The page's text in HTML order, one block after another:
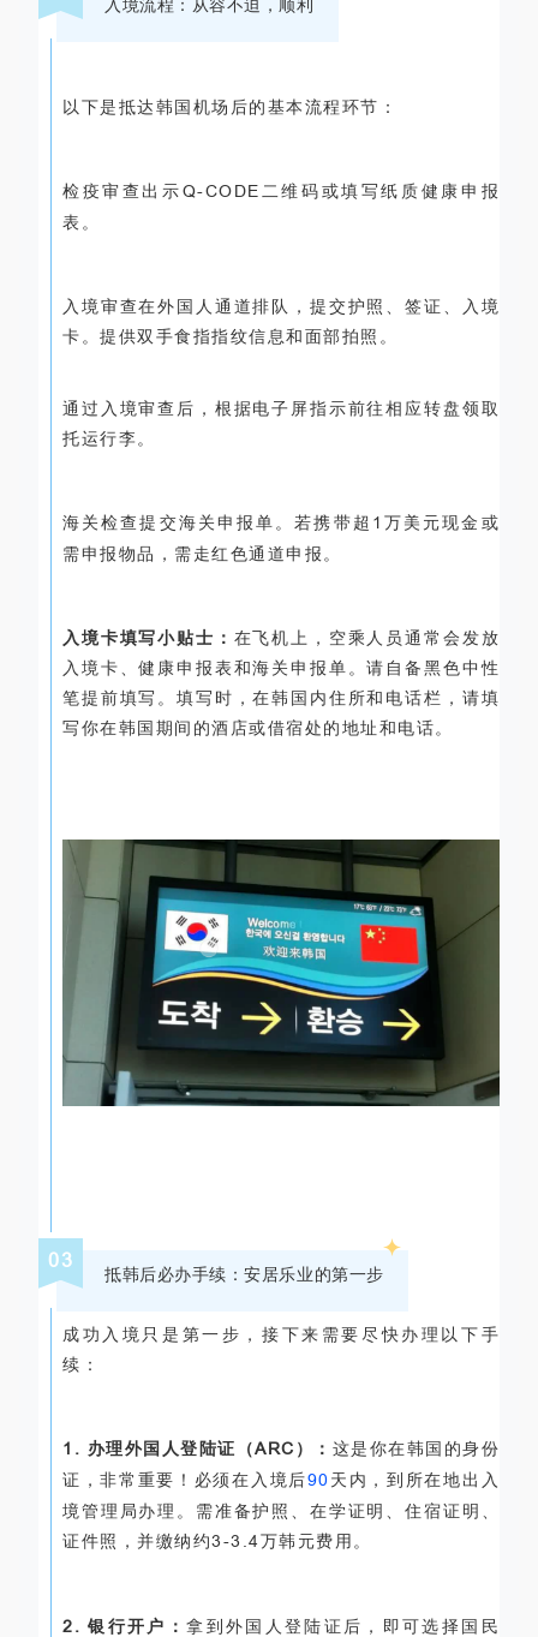
入境流程：从容不迫，顺利
以下是抵达韩国机场后的基本流程环节：
检疫审查 出示Q-CODE 二维码或填写纸质健康申报
表。
入境审查在外国人通道排队，提交护照、签证、入境
卡。提供双手食指指纹信息和面部拍照。
通过入境审查后，根据电子屏指示前往相应转盘领取
托运行李。
海关检查提交海关申报单。若携带超 1 万美元现金或
需申报物品，需走红色通道申报。
入境卡填写小贴士： 在飞机上，空乘人员通常会发放
入境卡、健康申报表和海关申报单。请自备黑色中性
笔提前填写。填写时，在韩国内住所和电话栏，请填
写你在韩国期间的酒店或借宿处的地址和电话。
03
抵韩后必办手续：安居乐业的第一步
成功入境只是第一步，接下来需要尽快办理以下手
续：
1. 办理外国人登陆证（ARC ）： 这是你在韩国的身份
证，非常重要！必须在入境后90 天内，到所在地出入
境管理局办理。需准备护照、在学证明、住宿证明、
证件照，并缴纳约3-3.4万韩元费用。
2.银行开户：拿到外国人登陆证后，即可选择国民